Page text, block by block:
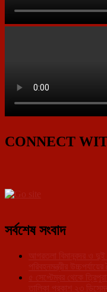
CONNECT
সর্বশেষ সংবাদ
আগরতলা বিমানবন্দর ও
পরিবহনমন্ত্রীর উচ্চপর্যায়ের
৫ সেপ্টেম্বর থেকে
তালিকা প্রকাশ ২৩